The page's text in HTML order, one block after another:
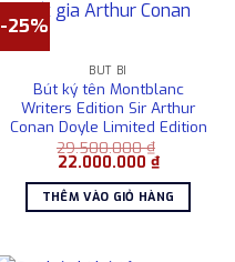
-25%
BÚT BI
Bút ký tên Montblanc
Writers Edition Sir Arthur
Conan Doyle Limited Edition
29.500.000₫
Giá
là:
29.500.000 ₫.
22.000.000 ₫Giá
hiện
tại
là:
THÊM VÀO GIỎ HÀNG